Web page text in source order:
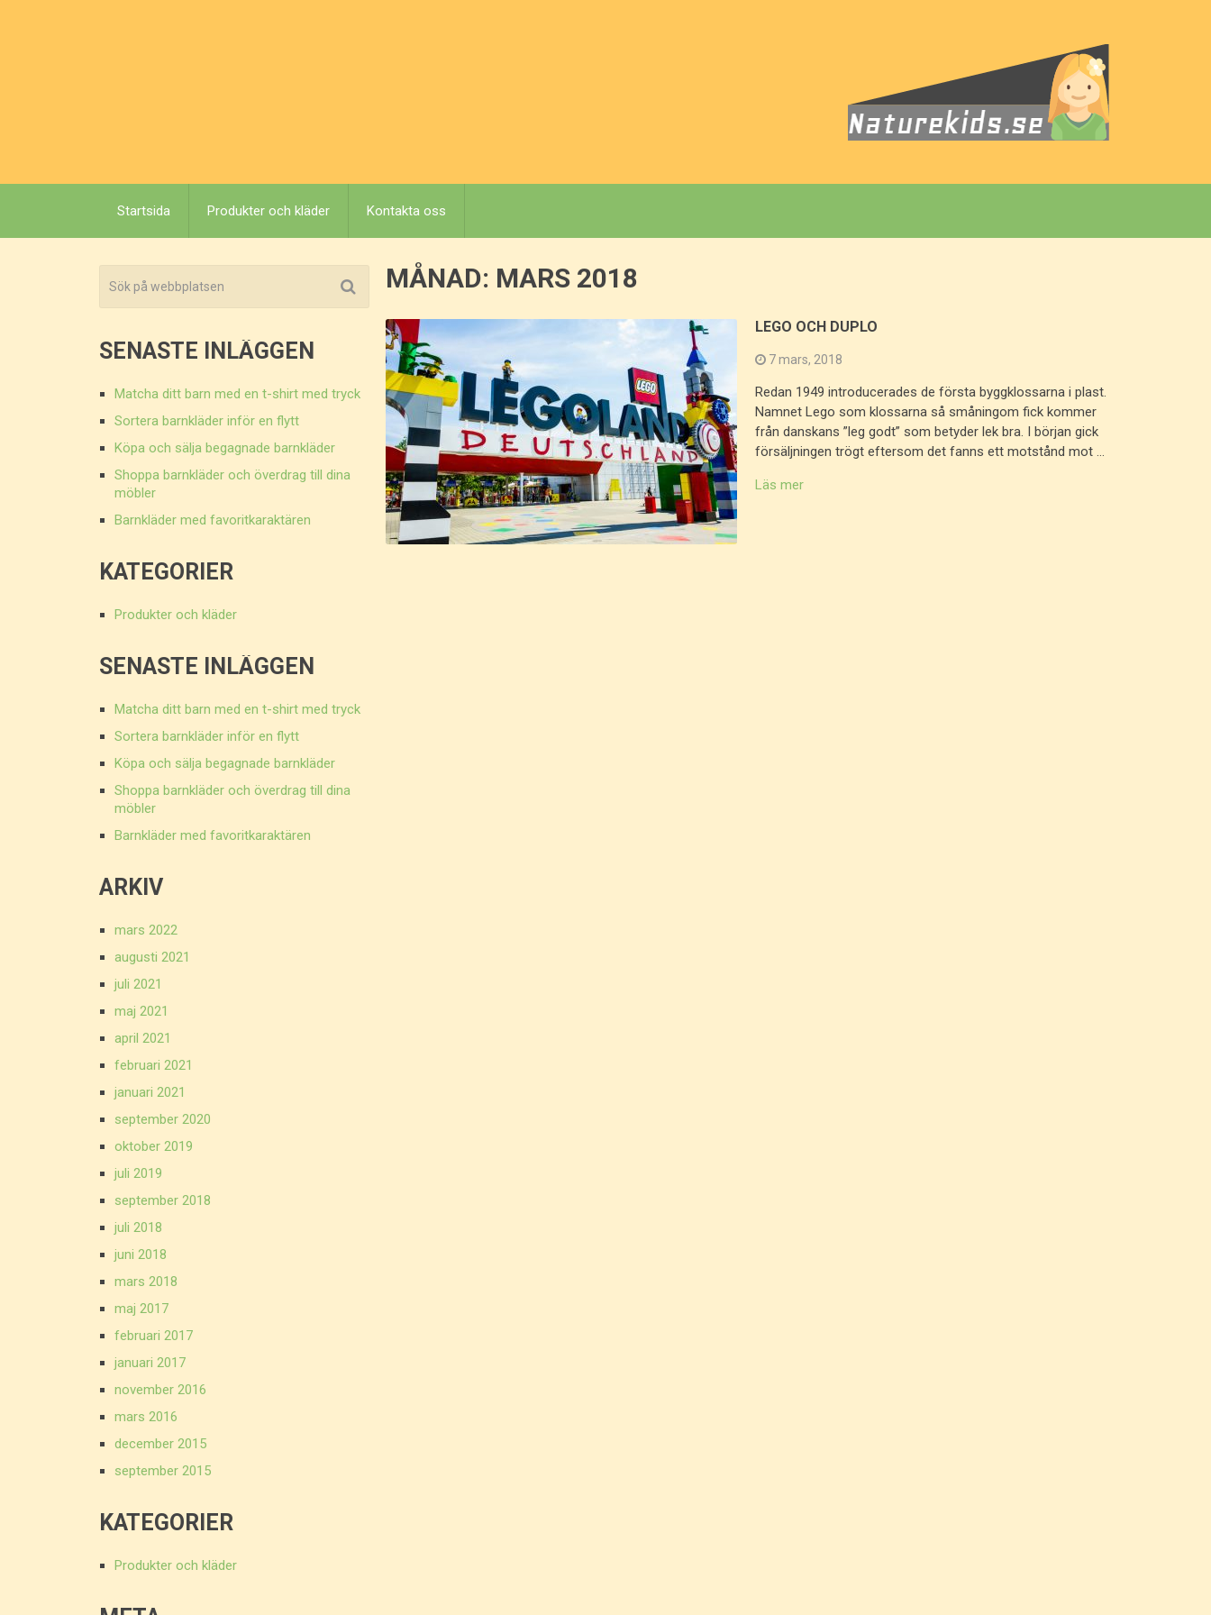
Startsida Produkter och kläder Kontakta oss
MÅNAD: MARS 2018
LEGO OCH DUPLO
7 mars, 2018
Redan 1949 introducerades de första byggklossarna i plast.
Namnet Lego som klossarna så småningom fick kommer
från danskans ”leg godt” som betyder lek bra. I början gick
försäljningen trögt eftersom det fanns ett motstånd mot …
Läs mer
SENASTE INLÄGGEN
Matcha ditt barn med en t-shirt med tryck
Sortera barnkläder inför en flytt
Köpa och sälja begagnade barnkläder
Shoppa barnkläder och överdrag till dina
möbler
Barnkläder med favoritkaraktären
KATEGORIER
Produkter och kläder
SENASTE INLÄGGEN
Matcha ditt barn med en t-shirt med tryck
Sortera barnkläder inför en flytt
Köpa och sälja begagnade barnkläder
Shoppa barnkläder och överdrag till dina
möbler
Barnkläder med favoritkaraktären
ARKIV
mars 2022
augusti 2021
juli 2021
maj 2021
april 2021
februari 2021
januari 2021
september 2020
oktober 2019
juli 2019
september 2018
juli 2018
juni 2018
mars 2018
maj 2017
februari 2017
januari 2017
november 2016
mars 2016
december 2015
september 2015
KATEGORIER
Produkter och kläder